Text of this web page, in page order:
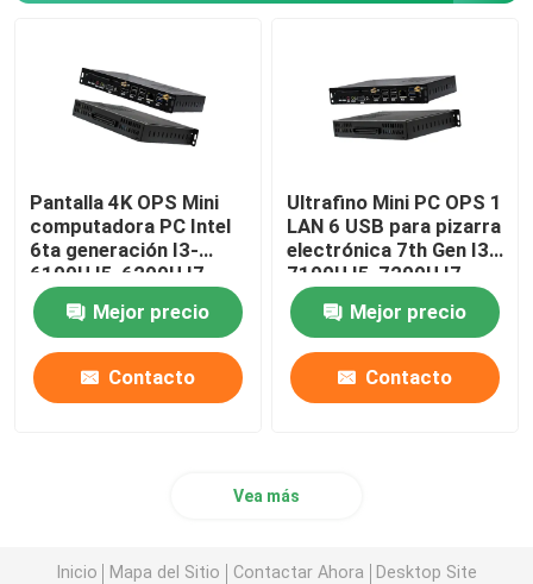
Pantalla 4K OPS Mini
computadora PC Intel
6ta generación I3-
6100U I5-6200U I7-
6500U
Mejor precio
Contacto
Ultrafino Mini PC OPS 1
LAN 6 USB para pizarra
electrónica 7th Gen I3-
7100U I5-7200U I7-
7500U
Mejor precio
Contacto
Vea más
Inicio Mapa del Sitio Contactar Ahora Desktop Site